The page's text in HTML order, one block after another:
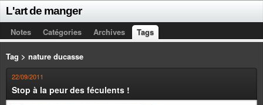
L'art de manger
Notes Catégories Archives Tags
Tag > nature ducasse
22/09/2011
Stop à la peur des féculents !